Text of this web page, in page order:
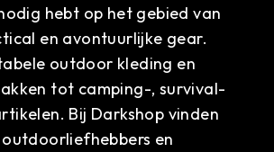
hebt op het gebied van
en avontuurlijke gear.
outdoor kleding en
tot camping-, survival-
Bij Darkshop vinden
en